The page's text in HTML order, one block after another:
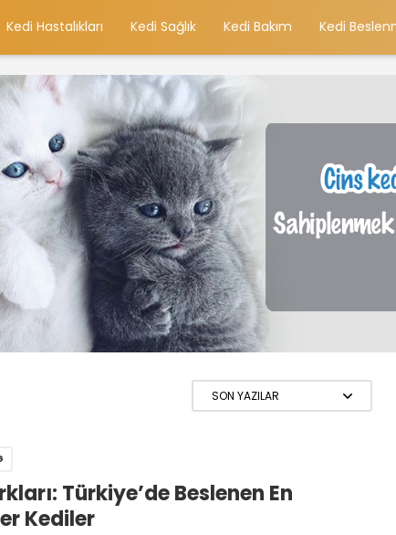
Kedi Hastalıkları Kedi Sağlık Kedi Bakım Kedi
Türkiye’de Beslenen En
Kediler